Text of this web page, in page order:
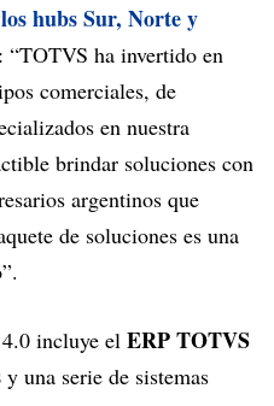
hubs Sur, Norte y
“TOTVS ha invertido en
comerciales, de
en nuestra
brindar soluciones con
argentinos que
de soluciones es una
incluye el ERP TOTVS
y una serie de sistemas